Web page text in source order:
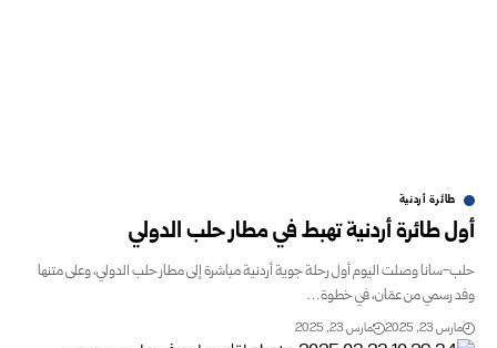
طائرة أردنية
أول طائرة أردنية تهبط في مطار حلب الدولي
حلب-سانا وصلت اليوم أول رحلة جوية أردنية مباشرة إلى مطار حلب الدولي، وعلى متنها
وفد رسمي من عمّان، في خطوة…
مارس 23, 2025 مارس 23, 2025